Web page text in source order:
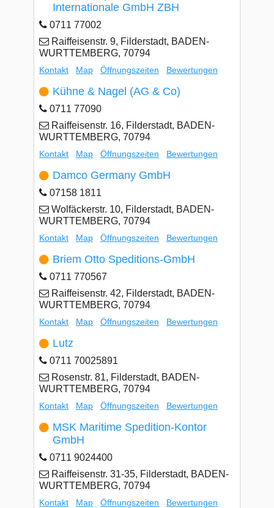
Internationale GmbH ZBH
0711 77002
Raiffeisenstr. 9, Filderstadt, BADEN-
WURTTEMBERG, 70794
Kontakt Map Öffnungszeiten Bewertungen
Kühne & Nagel (AG & Co)
0711 77090
Raiffeisenstr. 16, Filderstadt, BADEN-
WURTTEMBERG, 70794
Kontakt Map Öffnungszeiten Bewertungen
Damco Germany GmbH
07158 1811
Wolfäckerstr. 10, Filderstadt, BADEN-
WURTTEMBERG, 70794
Kontakt Map Öffnungszeiten Bewertungen
Briem Otto Speditions-GmbH
0711 770567
Raiffeisenstr. 42, Filderstadt, BADEN-
WURTTEMBERG, 70794
Kontakt Map Öffnungszeiten Bewertungen
Lutz
0711 70025891
Rosenstr. 81, Filderstadt, BADEN-
WURTTEMBERG, 70794
Kontakt Map Öffnungszeiten Bewertungen
MSK Maritime Spedition-Kontor
GmbH
0711 9024400
Raiffeisenstr. 31-35, Filderstadt, BADEN-
WURTTEMBERG, 70794
Kontakt Map Öffnungszeiten Bewertungen